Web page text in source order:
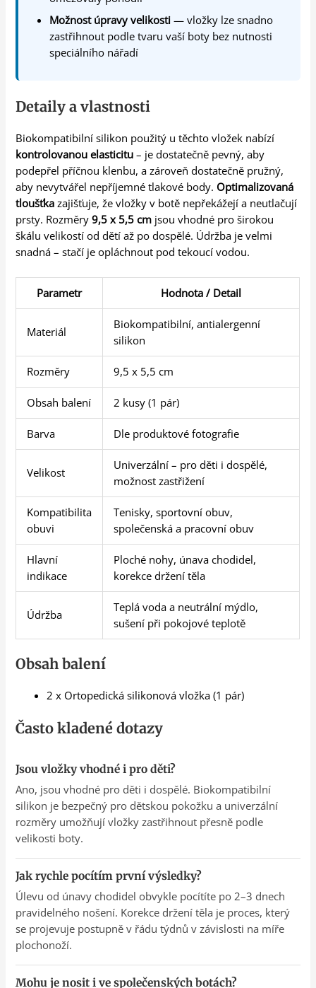
Možnost úpravy velikosti — vložky lze snadno
zastřihnout podle tvaru vaší boty bez nutnosti
speciálního nářadí
Detaily a vlastnosti
Biokompatibilní silikon použitý u těchto vložek nabízí
kontrolovanou elasticitu – je dostatečně pevný, aby
podepřel příčnou klenbu, a zároveň dostatečně pružný,
aby nevytvářel nepříjemné tlakové body. Optimalizovaná
tloušťka zajišťuje, že vložky v botě nepřekážejí a neutlačují
prsty. Rozměry9,5 x 5,5 cm jsou vhodné pro širokou
škálu velikostí od dětí až po dospělé. Údržba je velmi
snadná – stačí je opláchnout pod tekoucí vodou.
Parametr Hodnota / Detail
Materiál
Biokompatibilní, antialergenní
silikon
Rozměry 9,5 x 5,5 cm
Obsah balení 2 kusy (1 pár)
Barva Dle produktové fotografie
Velikost
Univerzální – pro děti i dospělé,
možnost zastřižení
Kompatibilita
obuvi
Tenisky, sportovní obuv,
společenská a pracovní obuv
Hlavní
indikace
Ploché nohy, únava chodidel,
korekce držení těla
Údržba
Teplá voda a neutrální mýdlo,
sušení při pokojové teplotě
Obsah balení
2 x Ortopedická silikonová vložka (1 pár)
Často kladené dotazy
Jsou vložky vhodné i pro děti?
Ano, jsou vhodné pro děti i dospělé. Biokompatibilní
silikon je bezpečný pro dětskou pokožku a univerzální
rozměry umožňují vložky zastřihnout přesně podle
velikosti boty.
Jak rychle pocítím první výsledky?
Úlevu od únavy chodidel obvykle pocítíte po 2–3 dnech
pravidelného nošení. Korekce držení těla je proces, který
se projevuje postupně v řádu týdnů v závislosti na míře
plochonoží.
Mohu je nosit i ve společenských botách?